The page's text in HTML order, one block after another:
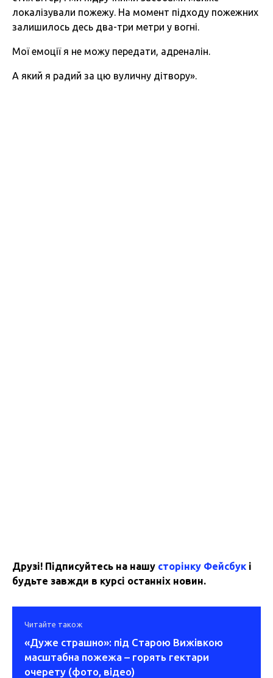
локалізували пожежу. На момент підходу пожежних
залишилось десь два-три метри у вогні.
Мої емоції я не можу передати, адреналін.
А який я радий за цю вуличну дітвору».
Друзі! Підписуйтесь на нашу сторінку Фейсбук і
будьте завжди в курсі останніх новин.
Читайте також
«Дуже страшно»: під Старою Вижівкою
масштабна пожежа – горять гектари
очерету (фото, відео)